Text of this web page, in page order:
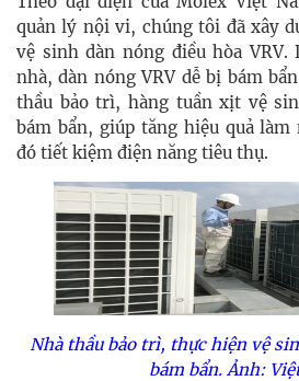
quản lý nội vi, chúng tôi đã xây
vệ sinh dàn nóng điều hòa VRV.
nhà, dàn nóng VRV dễ bị bám
thầu bảo trì, hàng tuần xịt vệ
bám bẩn, giúp tăng hiệu quả
đó tiết kiệm điện năng tiêu thụ.
Nhà thầu bảo trì, thực hiện vệ
bám bẩn. Ảnh: